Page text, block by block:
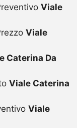
Viale
Viale
Caterina Da
Viale Caterina
Viale